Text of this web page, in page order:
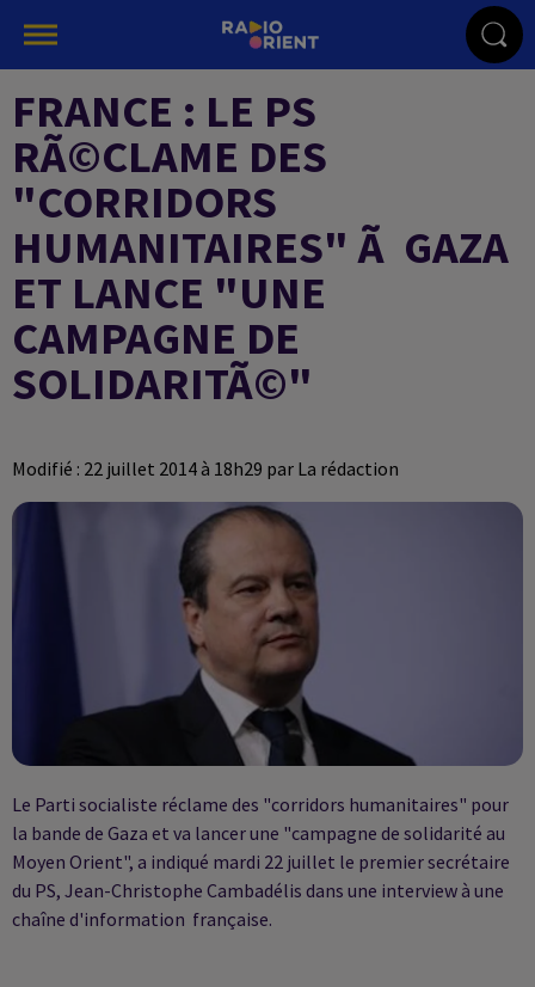
FRANCE : LE PS
RÃ©CLAME DES
"CORRIDORS
HUMANITAIRES" Ã GAZA
ET LANCE "UNE
CAMPAGNE DE
SOLIDARITÃ©"
Modifié : 22 juillet 2014 à 18h29 par La rédaction
Le Parti socialiste réclame des "corridors humanitaires" pour
la bande de Gaza et va lancer une "campagne de solidarité au
Moyen Orient", a indiqué mardi 22 juillet le premier secrétaire
du PS, Jean-Christophe Cambadélis dans une interview à une
chaîne d'information française.